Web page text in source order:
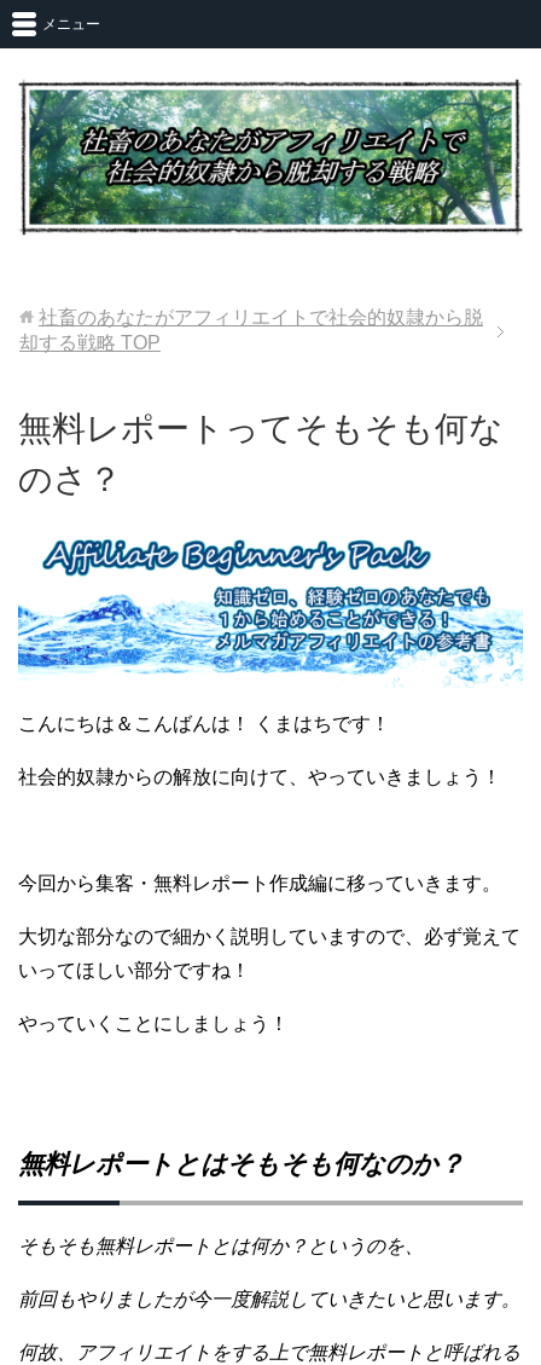
メニュー
社畜のあなたがアフィリエイトで社会的奴隷から脱
却する戦略 TOP
無料レポートってそもそも何な
のさ？
こんにちは＆こんばんは！ くまはちです！
社会的奴隷からの解放に向けて、やっていきましょう！
今回から集客・無料レポート作成編に移っていきます。
大切な部分なので細かく説明していますので、必ず覚えて
いってほしい部分ですね！
やっていくことにしましょう！
無料レポートとはそもそも何なのか？
そ もそも無料レポートとは何か？というのを、
前回もやりましたが今一度解説していきたいと思います。
何故、アフィリエイトをする上で無料レポートと呼ばれる